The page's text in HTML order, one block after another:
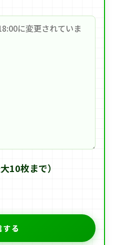
10枚まで）